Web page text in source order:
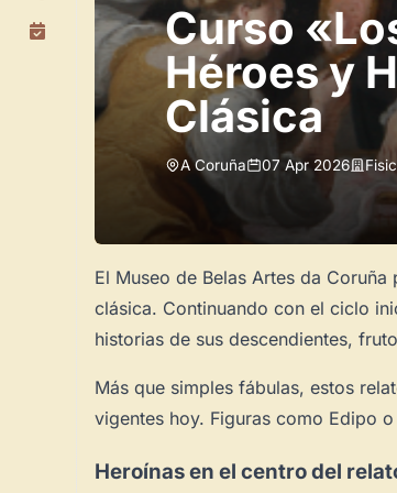
Curso
Héroes y
Clásica
A Coruña 07 Apr 2026
El Museo de Belas Artes da
clásica. Continuando con el ciclo
historias de sus descendientes,
Más que simples fábulas, estos
vigentes hoy. Figuras como Edipo
Heroínas en el centro del